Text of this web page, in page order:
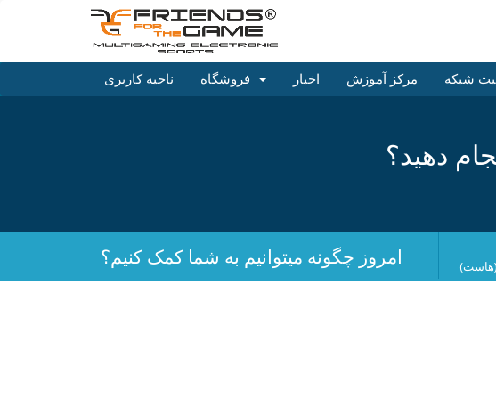
ناحیه کاربری اخبار مرکز آموزش شبکه
دهید؟
امروز چگونه میتوانیم به شما کمک کنیم؟